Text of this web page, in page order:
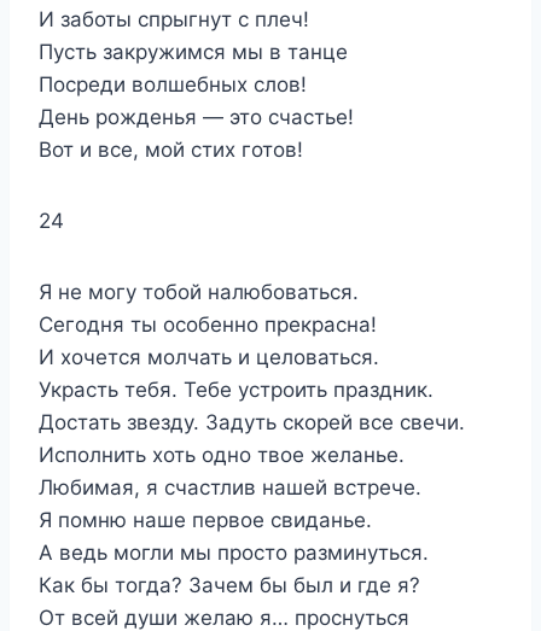
И заботы спрыгнут с плеч!
Пусть закружимся мы в танце
Посреди волшебных слов!
День рожденья — это счастье!
Вот и все, мой стих готов!
24
Я не могу тобой налюбоваться.
Сегодня ты особенно прекрасна!
И хочется молчать и целоваться.
Украсть тебя. Тебе устроить праздник.
Достать звезду. Задуть скорей все свечи.
Исполнить хоть одно твое желанье.
Любимая, я счастлив нашей встрече.
Я помню наше первое свиданье.
А ведь могли мы просто разминуться.
Как бы тогда? Зачем бы был и где я?
От всей души желаю я… проснуться